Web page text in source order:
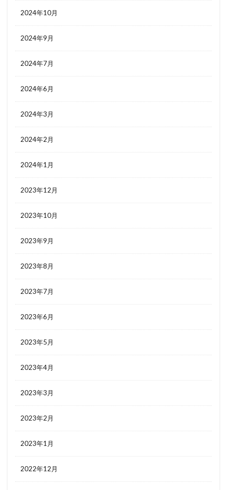
2024年10月
2024年9月
2024年7月
2024年6月
2024年3月
2024年2月
2024年1月
2023年12月
2023年10月
2023年9月
2023年8月
2023年7月
2023年6月
2023年5月
2023年4月
2023年3月
2023年2月
2023年1月
2022年12月